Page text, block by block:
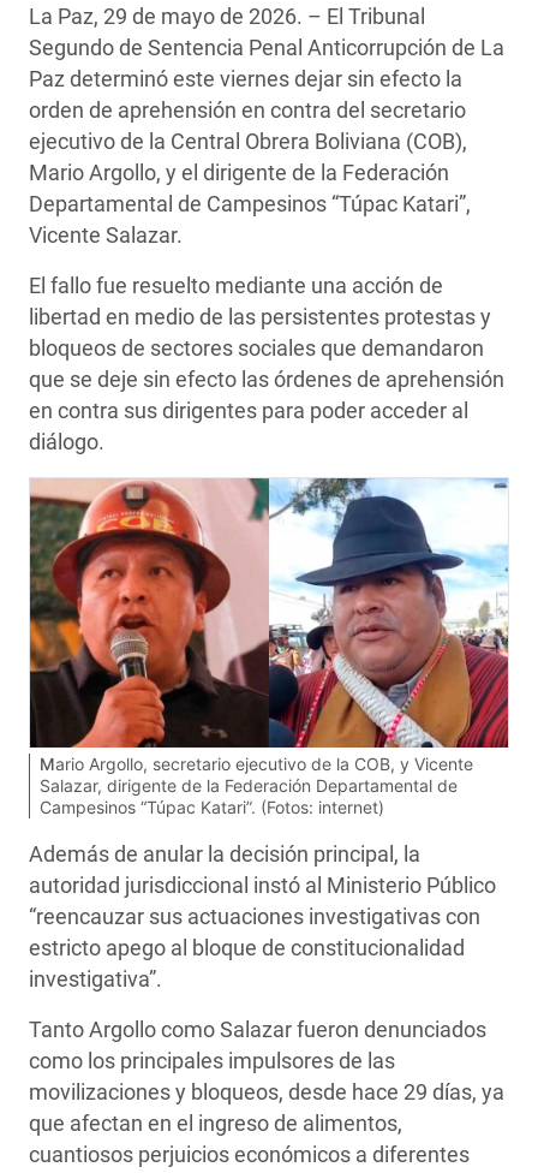
La Paz, 29 de mayo de 2026. – El Tribunal
Segundo de Sentencia Penal Anticorrupción de La
Paz determinó este viernes dejar sin efecto la
orden de aprehensión en contra del secretario
ejecutivo de la Central Obrera Boliviana (COB),
Mario Argollo, y el dirigente de la Federación
Departamental de Campesinos “Túpac Katari”,
Vicente Salazar.
El fallo fue resuelto mediante una acción de
libertad en medio de las persistentes protestas y
bloqueos de sectores sociales que demandaron
que se deje sin efecto las órdenes de aprehensión
en contra sus dirigentes para poder acceder al
diálogo.
Mario Argollo, secretario ejecutivo de la COB, y Vicente
Salazar, dirigente de la Federación Departamental de
Campesinos “Túpac Katari”. (Fotos: internet)
Además de anular la decisión principal, la
autoridad jurisdiccional instó al Ministerio Público
“reencauzar sus actuaciones investigativas con
estricto apego al bloque de constitucionalidad
investigativa”.
Tanto Argollo como Salazar fueron denunciados
como los principales impulsores de las
movilizaciones y bloqueos, desde hace 29 días, ya
que afectan en el ingreso de alimentos,
cuantiosos perjuicios económicos a diferentes